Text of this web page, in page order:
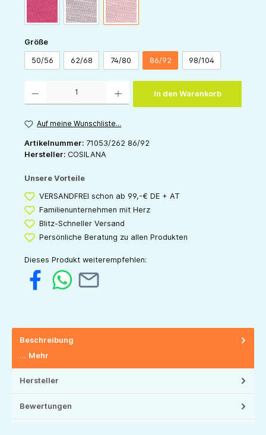
pink grau rose
Größeauswählen
50/56 62/68 74/80 86/92 98/104
In den Warenkorb
Auf meine Wunschliste...
Artikelnummer: 71053/262 86/92
Hersteller: COSILANA
Unsere Vorteile
VERSANDFREI schon ab 99,-€ DE + AT
Familienunternehmen mit Herz
Blitz-Schneller Versand
Persönliche Beratung zu allen Produkten
Dieses Produkt weiterempfehlen:
Beschreibung
… Mehr
Hersteller
Bewertungen